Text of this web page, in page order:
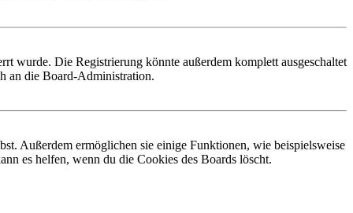
wurde. Die Registrierung könnte außerdem komplett ausgeschaltet
an die Board-Administration.
Außerdem ermöglichen sie einige Funktionen, wie beispielsweise
es helfen, wenn du die Cookies des Boards löscht.